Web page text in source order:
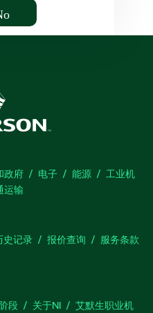
政府 电子 能源
工业机
运输
史记录 报价查询
服务条款
段 关于NI
艾默生职业机